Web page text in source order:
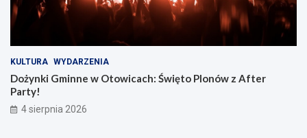
KULTURA WYDARZENIA
Dożynki Gminne w Otowicach: Święto Plonów z After
Party!
4 sierpnia 2026